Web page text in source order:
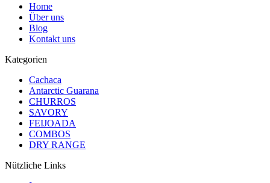
Home
Über uns
Blog
Kontakt uns
Kategorien
Cachaca
Antarctic Guarana
CHURROS
SAVORY
FEIJOADA
COMBOS
DRY RANGE
Nützliche Links